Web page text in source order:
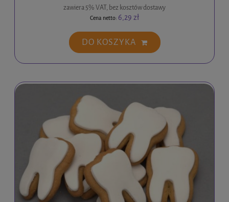
zawiera 5% VAT, bez kosztów dostawy
Cena netto: 6,29 zł
DO KOSZYKA